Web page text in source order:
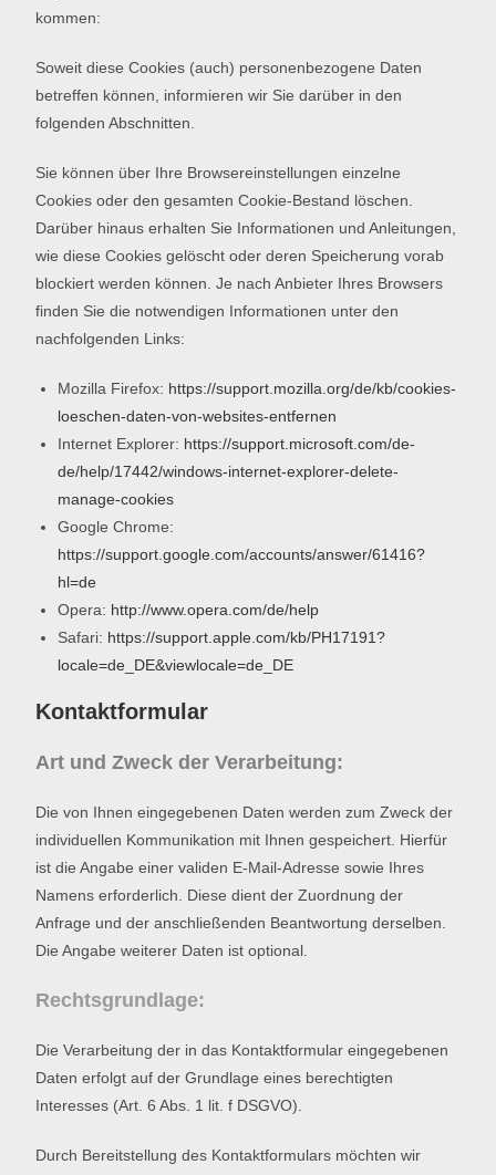
kommen:
Soweit diese Cookies (auch) personenbezogene Daten
betreffen können, informieren wir Sie darüber in den
folgenden Abschnitten.
Sie können über Ihre Browsereinstellungen einzelne
Cookies oder den gesamten Cookie-Bestand löschen.
Darüber hinaus erhalten Sie Informationen und Anleitungen,
wie diese Cookies gelöscht oder deren Speicherung vorab
blockiert werden können. Je nach Anbieter Ihres Browsers
finden Sie die notwendigen Informationen unter den
nachfolgenden Links:
Mozilla Firefox: https://support.mozilla.org/de/kb/cookies-
loeschen-daten-von-websites-entfernen
Internet Explorer: https://support.microsoft.com/de-
de/help/17442/windows-internet-explorer-delete-
manage-cookies
Google Chrome:
https://support.google.com/accounts/answer/61416?
hl=de
Opera: http://www.opera.com/de/help
Safari: https://support.apple.com/kb/PH17191?
locale=de_DE&viewlocale=de_DE
Kontaktformular
Art und Zweck der Verarbeitung:
Die von Ihnen eingegebenen Daten werden zum Zweck der
individuellen Kommunikation mit Ihnen gespeichert. Hierfür
ist die Angabe einer validen E-Mail-Adresse sowie Ihres
Namens erforderlich. Diese dient der Zuordnung der
Anfrage und der anschließenden Beantwortung derselben.
Die Angabe weiterer Daten ist optional.
Rechtsgrundlage:
Die Verarbeitung der in das Kontaktformular eingegebenen
Daten erfolgt auf der Grundlage eines berechtigten
Interesses (Art. 6 Abs. 1 lit. f DSGVO).
Durch Bereitstellung des Kontaktformulars möchten wir